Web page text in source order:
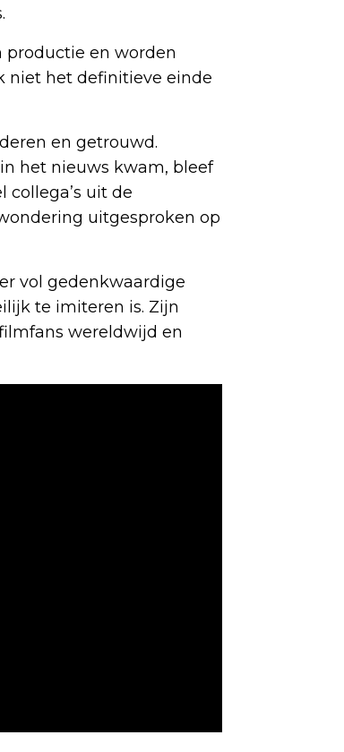
productie en worden
niet het definitieve einde
en getrouwd.
het nieuws kwam, bleef
collega’s uit de
uitgesproken op
vol gedenkwaardige
te imiteren is. Zijn
wereldwijd en